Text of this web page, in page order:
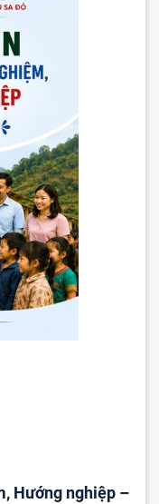
Hướng nghiệp –